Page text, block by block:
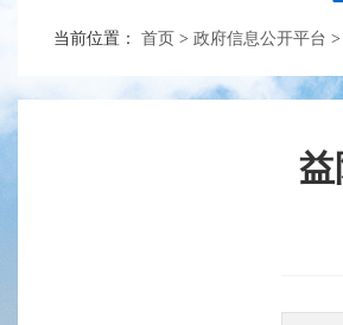
当前位置： 首页 > 政府信息公开平台 >
益